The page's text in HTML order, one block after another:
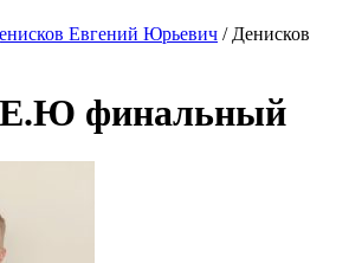
Евгений Юрьевич / Денисков
Е.Ю финальный